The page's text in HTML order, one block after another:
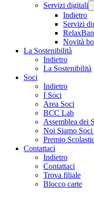
Servizi digitali
Indietro
Servizi
Novità
La Sostenibilità
Indietro
La Sostenibilità
Soci
Indietro
I Soci
Area Soci
BCC Lab
Assemblea dei
Noi Siamo
Premio
Contattaci
Indietro
Contattaci
Trova filiale
Blocco carte